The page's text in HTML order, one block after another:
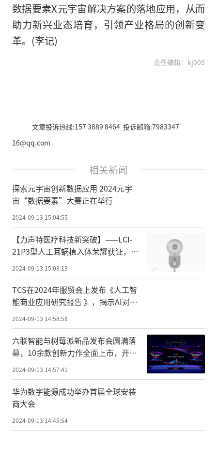
数据要素X元宇宙解决方案的落地应用，从而
助力新兴业态培育，引领产业格局的创新变
革。(李记)
责任编辑：kj005
文章投诉热线:157 3889 8464 投诉邮箱:7983347
16@qq.com
相关新闻
探索元宇宙创新数据应用 2024元宇
宙“数据要素”大赛正在举行
2024-09-13 15:04:55
【力声特医疗科技新突破】——LCI-
21P3型人工耳蜗植入体荣耀获证，开
2024-09-13 15:03:13
TCS在2024年服贸会上发布《人工智
能商业应用研究报告 》，揭示AI对企
业变革的深远影响
2024-09-13 14:58:58
六联智能与树莓派新品发布会圆满落
幕，10余款创新力作全面上市，开启
工业新时代!
2024-09-13 14:57:41
华为数字能源成功举办首届全球安装
商大会
2024-09-13 14:45:54